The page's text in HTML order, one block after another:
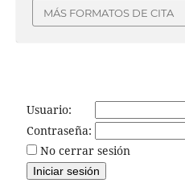
MÁS FORMATOS DE CITA
Usuario:
Contraseña:
No cerrar sesión